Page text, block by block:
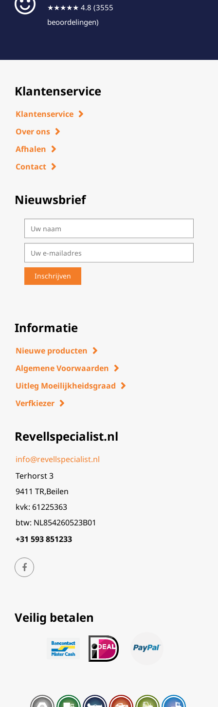
★★★★★ 4.8 (3555
beoordelingen)
Klantenservice
Klantenservice
Over ons
Afhalen
Contact
Nieuwsbrief
Informatie
Nieuwe producten
Algemene Voorwaarden
Uitleg Moeilijkheidsgraad
Verfkiezer
Revellspecialist.nl
info@revellspecialist.nl
Terhorst 3
9411 TR,Beilen
kvk: 61225363
btw: NL854260523B01
+31 593 851233
Veilig betalen